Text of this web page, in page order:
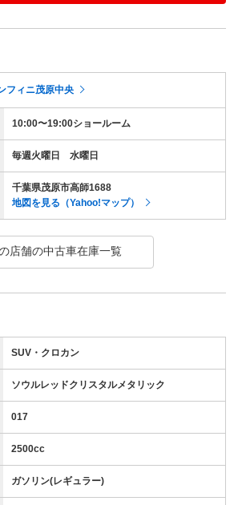
フィニ茂原中央
10:00〜19:00ショールーム
毎週火曜日 水曜日
千葉県茂原市高師1688
地図を見る（Yahoo!マップ）
店舗の中古車在庫一覧
SUV・クロカン
ソウルレッドクリスタルメタリック
017
2500cc
ガソリン(レギュラー)